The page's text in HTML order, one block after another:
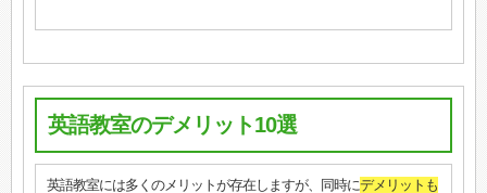
英語教室のデメリット10選
英語教室には多くのメリットが存在しますが、同時にデメリットも